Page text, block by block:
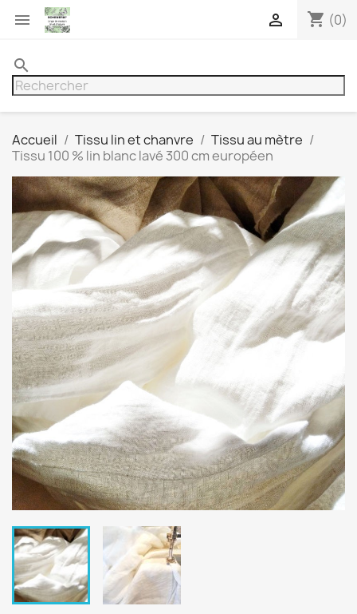
 shopping_cart (0)

search
Accueil Tissu lin et chanvre
Tissu au mètre
Tissu 100 % lin blanc lavé 300 cm européen